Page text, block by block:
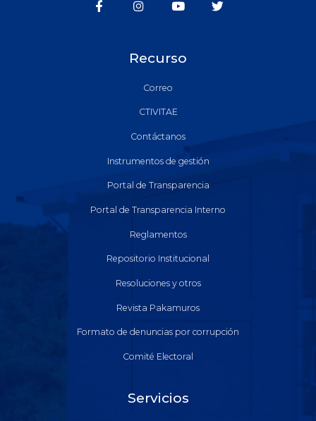
Recurso
Correo
CTIVITAE
Contáctanos
Instrumentos de gestión
Portal de Transparencia
Portal de Transparencia Interno
Reglamentos
Repositorio Institucional
Resoluciones y otros
Revista Pakamuros
Formato de denuncias por corrupción
Comité Electoral
Servicios